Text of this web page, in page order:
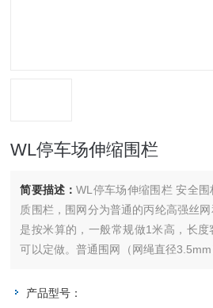
WL停车场伸缩围栏
简要描述：WL停车场伸缩围栏 安全
质围栏，围网分为普通的丙纶高强丝
是按米算的，一般常规做1米高，长
可以定做。普通围网（网绳直径3.5mm
些，但是不要超过5米的间距。安全围
产品型号：